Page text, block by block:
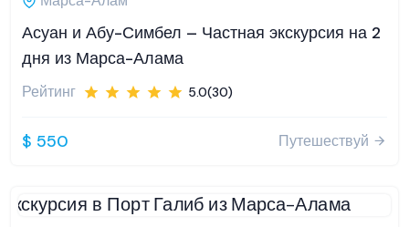
Асуан и Абу-Симбел – Частная экскурсия на 2
дня из Марса-Алама
Рейтинг 5.0(30)
$ 550 Путешествуй